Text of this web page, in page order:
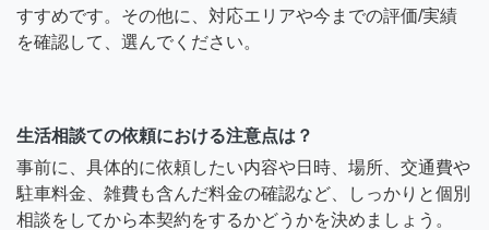
すすめです。その他に、対応エリアや今までの評価/実績
を確認して、選んでください。
生活相談ての依頼における注意点は？
事前に、具体的に依頼したい内容や日時、場所、交通費や
駐車料金、雑費も含んだ料金の確認など、しっかりと個別
相談をしてから本契約をするかどうかを決めましょう。